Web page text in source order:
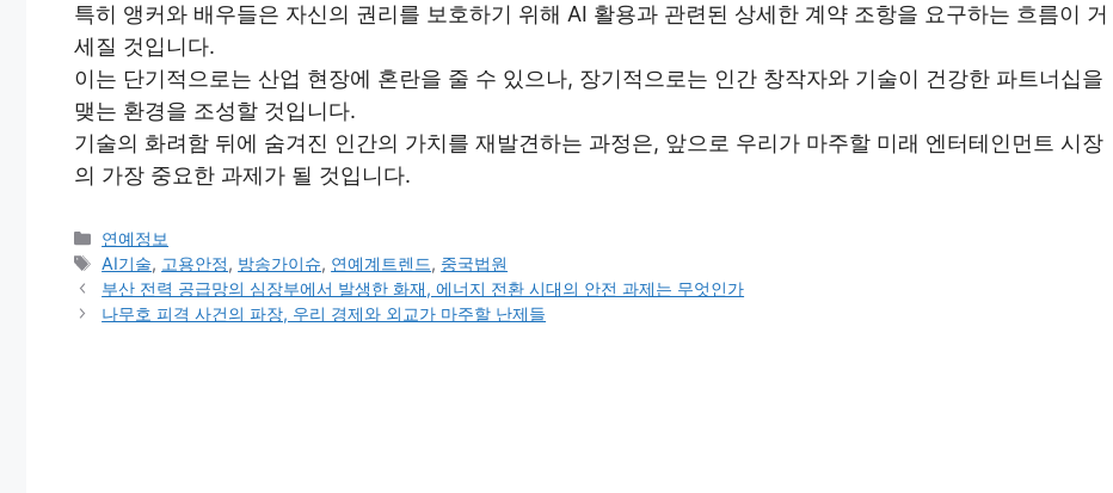
특히 앵커와 배우들은 자신의 권리를 보호하기 위해 AI 활용과 관련된 상세한 계약 조항을 요구하는 흐름이 거
세질 것입니다.
이는 단기적으로는 산업 현장에 혼란을 줄 수 있으나, 장기적으로는 인간 창작자와 기술이 건강한 파트너십을
맺는 환경을 조성할 것입니다.
기술의 화려함 뒤에 숨겨진 인간의 가치를 재발견하는 과정은, 앞으로 우리가 마주할 미래 엔터테인먼트 시장
의 가장 중요한 과제가 될 것입니다.
Categories
연예정보
Tags
AI기술, 고용안정, 방송가이슈, 연예계트렌드, 중국법원
부산 전력 공급망의 심장부에서 발생한 화재, 에너지 전환 시대의 안전 과제는 무엇인가
나무호 피격 사건의 파장, 우리 경제와 외교가 마주할 난제들